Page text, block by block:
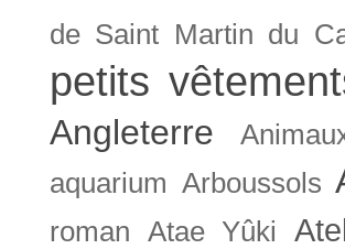
de Saint Martin du
petits
Angleterre
aquarium Arboussols
roman Atae Yûki